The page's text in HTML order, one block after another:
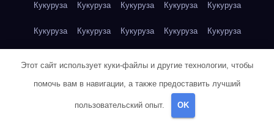
Кукуруза Кукуруза Кукуруза Кукуруза Кукуруза
Кукуруза Кукуруза Кукуруза Кукуруза Кукуруза
Куриная грудка Куриная грудка Куриная грудка
Куриная грудка Куриная грудка Куриная грудка
Этот сайт использует куки-файлы и другие технологии, чтобы
помочь вам в навигации, а также предоставить лучший
пользовательский опыт. OK